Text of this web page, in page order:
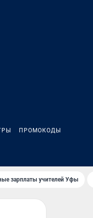
ПРОМОКОДЫ
зарплаты учителей Уфы